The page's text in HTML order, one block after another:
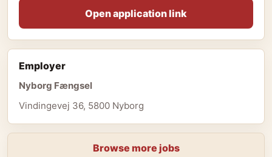
Open application link
Employer
Nyborg Fængsel
Vindingevej 36, 5800 Nyborg
Browse more jobs